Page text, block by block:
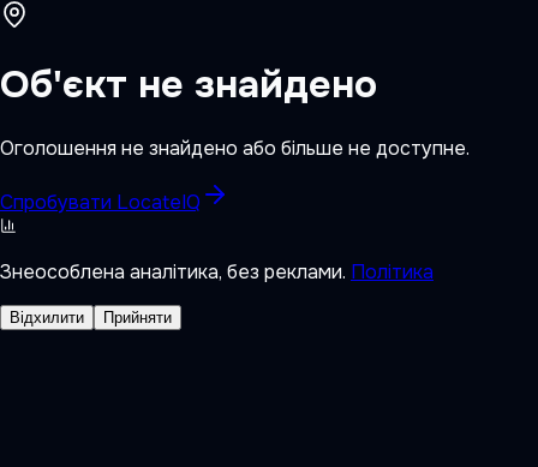
Об'єкт не знайдено
Оголошення не знайдено або більше не доступне.
Спробувати LocateIQ
Знеособлена аналітика, без реклами. Політика
Відхилити Прийняти